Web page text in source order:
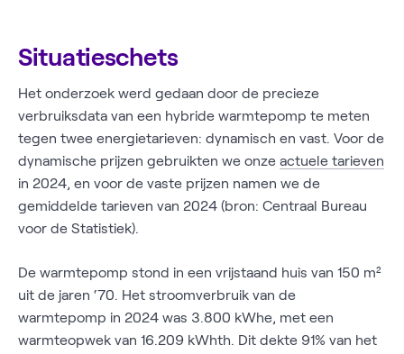
Situatieschets
Het onderzoek werd gedaan door de precieze
verbruiksdata van een hybride warmtepomp te meten
tegen twee energietarieven: dynamisch en vast. Voor de
dynamische prijzen gebruikten we onze actuele tarieven
in 2024, en voor de vaste prijzen namen we de
gemiddelde tarieven van 2024 (bron: Centraal Bureau
voor de Statistiek).
De warmtepomp stond in een vrijstaand huis van 150 m²
uit de jaren ‘70. Het stroomverbruik van de
warmtepomp in 2024 was 3.800 kWhe, met een
warmteopwek van 16.209 kWhth. Dit dekte 91% van het